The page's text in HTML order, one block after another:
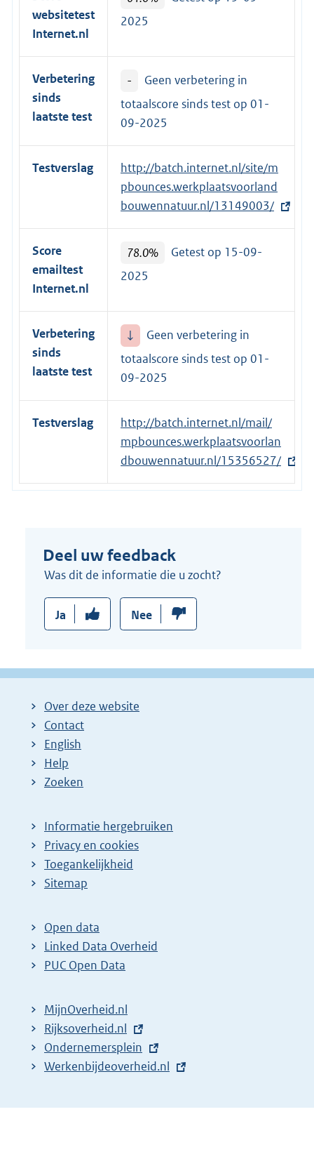
websitetest
Internet.nl
2025
Verbetering
sinds
laatste test
-
Geen verbetering in
totaalscore sinds test op 01-
09-2025
Testverslag
E
x
t
e
e
k
:
http://batch.internet.nl/site/m
pbounces.werkplaatsvoorland
bouwennatuur.nl/13149003/
Score
emailtest
Internet.nl
78.0%
Getest op 15-09-
2025
Verbetering
sinds
laatste test
↓
Geen verbetering in
totaalscore sinds test op 01-
09-2025
Testverslag
E
x
t
e
l
i
:
http://batch.internet.nl/mail/
mpbounces.werkplaatsvoorlan
dbouwennatuur.nl/15356527/
Deel uw feedback
Was dit de informatie die u zocht?
Ja Nee
Over deze website
Contact
English
Help
Zoeken
Informatie hergebruiken
Privacy en cookies
Toegankelijkheid
Sitemap
Open data
Linked Data Overheid
PUC Open Data
MijnOverheid.nl
E
x
t
r
Rijksoverheid.nl
E
x
e
Ondernemersplein
E
t
Werkenbijdeoverheid.nl